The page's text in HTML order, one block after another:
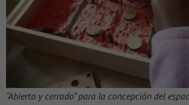
“Abierto y cerrado” para la concepción del